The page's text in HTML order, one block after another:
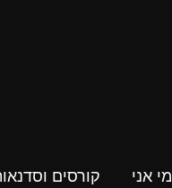
מי אני קורסים